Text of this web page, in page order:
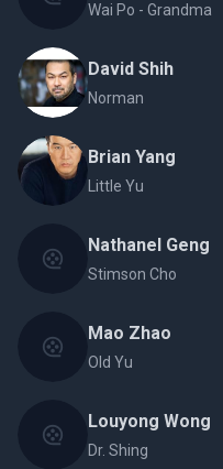
Wai Po - Grandma
David Shih
Norman
Brian Yang
Little Yu
Nathanel Geng
Stimson Cho
Mao Zhao
Old Yu
Louyong Wong
Dr. Shing